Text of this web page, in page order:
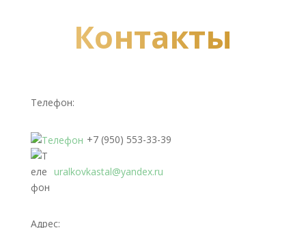
Контакты
Телефон:
+7 (950) 553-33-39
uralkovkastal@yandex.ru
Адрес: